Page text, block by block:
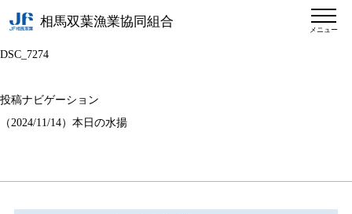
相馬双葉漁業協同組合
メニュー
DSC_7274
投稿ナビゲーション
（2024/11/14）本日の水揚